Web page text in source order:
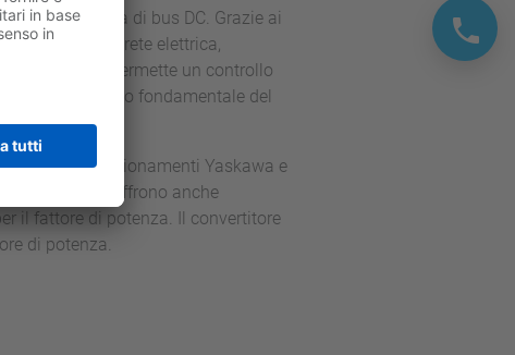
e dall'assenza di bus DC. Grazie ai
verso la rete elettrica,
convertitore permette un controllo
un requisito fondamentale del
gamma di azionamenti Yaskawa e
compattezza, offrono anche
il fattore di potenza. Il convertitore
di potenza.